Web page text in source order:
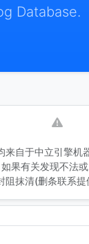
Database.
来自于中立引擎机
果有关发现不法
阻抹清(删条联系提